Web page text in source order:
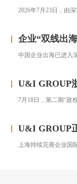
2026年7月23日，由
企业“双线出海”欧盟
中国企业出海已进入
U&I GROUP浙江区域受
7月18日，第二期“政
U&I GROUP正式
上海持续完善企业国